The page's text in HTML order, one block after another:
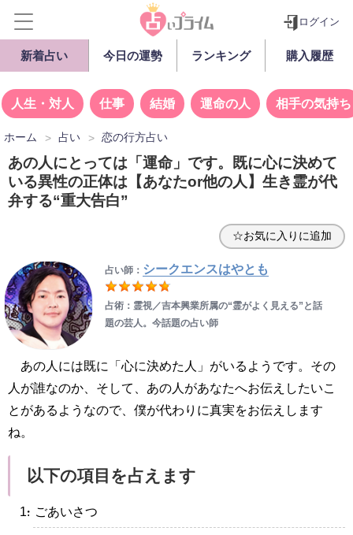
ログイン
新着占い 今日の運勢 ランキング 購入履歴
人生・対人 仕事 結婚 運命の人 相手の気持ち
ホーム 占い 恋の行方占い
あの人にとっては「運命」です。既に心に決めて
いる異性の正体は【あなたor他の人】生き霊が代
弁する“重大告白”
☆お気に入りに追加
占い師： シークエンスはやとも
占術：霊視／吉本興業所属の“霊がよく見える”と話
題の芸人。今話題の占い師
あの人には既に「心に決めた人」がいるようです。その
人が誰なのか、そして、あの人があなたへお伝えしたいこ
とがあるようなので、僕が代わりに真実をお伝えします
ね。
以下の項目を占えます
・ごあいさつ